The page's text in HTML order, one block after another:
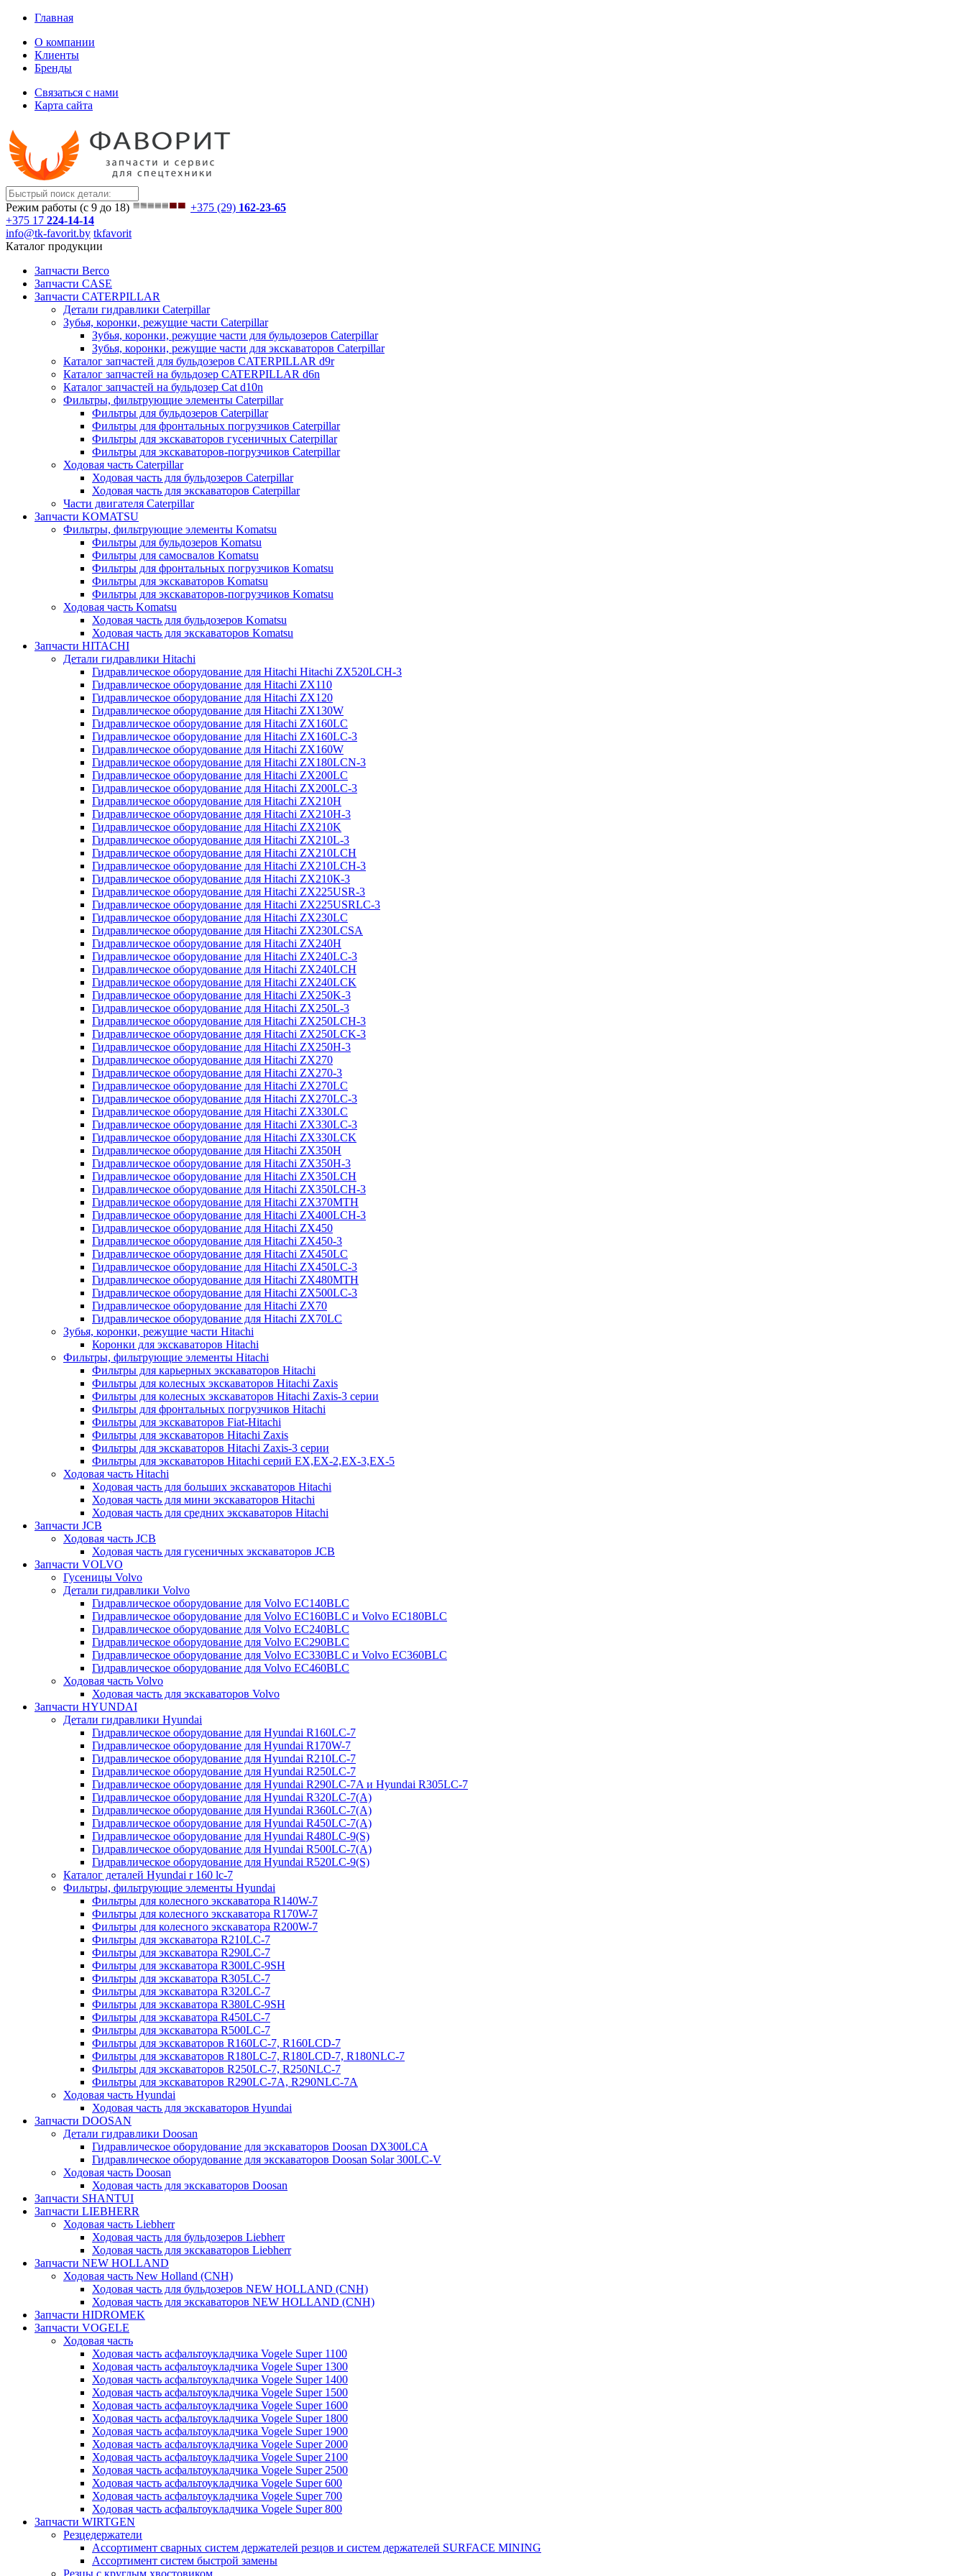
Главная
О компании
Клиенты
Бренды
Связаться с нами
Карта сайта
Режим работы (с 9 до 18) +375 (29) 162-23-65
+375 17 224-14-14
info@tk-favorit.by tkfavorit
Каталог продукции
Запчасти Berco
Запчасти CASE
Запчасти CATERPILLAR
Детали гидравлики Caterpillar
Зубья, коронки, режущие части Caterpillar
Зубья, коронки, режущие части для бульдозеров Caterpillar
Зубья, коронки, режущие части для экскаваторов Caterpillar
Каталог запчастей для бульдозеров CATERPILLAR d9r
Каталог запчастей на бульдозер CATERPILLAR d6n
Каталог запчастей на бульдозер Сat d10n
Фильтры, фильтрующие элементы Caterpillar
Фильтры для бульдозеров Caterpillar
Фильтры для фронтальных погрузчиков Caterpillar
Фильтры для экскаваторов гусеничных Caterpillar
Фильтры для экскаваторов-погрузчиков Caterpillar
Ходовая часть Caterpillar
Ходовая часть для бульдозеров Caterpillar
Ходовая часть для экскаваторов Caterpillar
Части двигателя Caterpillar
Запчасти KOMATSU
Фильтры, фильтрующие элементы Komatsu
Фильтры для бульдозеров Komatsu
Фильтры для самосвалов Komatsu
Фильтры для фронтальных погрузчиков Komatsu
Фильтры для экскаваторов Komatsu
Фильтры для экскаваторов-погрузчиков Komatsu
Ходовая часть Komatsu
Ходовая часть для бульдозеров Komatsu
Ходовая часть для экскаваторов Komatsu
Запчасти HITACHI
Детали гидравлики Hitachi
Гидравлическое оборудование для Hitachi Hitachi ZX520LCH-3
Гидравлическое оборудование для Hitachi ZX110
Гидравлическое оборудование для Hitachi ZX120
Гидравлическое оборудование для Hitachi ZX130W
Гидравлическое оборудование для Hitachi ZX160LC
Гидравлическое оборудование для Hitachi ZX160LC-3
Гидравлическое оборудование для Hitachi ZX160W
Гидравлическое оборудование для Hitachi ZX180LCN-3
Гидравлическое оборудование для Hitachi ZX200LC
Гидравлическое оборудование для Hitachi ZX200LC-3
Гидравлическое оборудование для Hitachi ZX210H
Гидравлическое оборудование для Hitachi ZX210H-3
Гидравлическое оборудование для Hitachi ZX210K
Гидравлическое оборудование для Hitachi ZX210L-3
Гидравлическое оборудование для Hitachi ZX210LCH
Гидравлическое оборудование для Hitachi ZX210LCH-3
Гидравлическое оборудование для Hitachi ZX210К-3
Гидравлическое оборудование для Hitachi ZX225USR-3
Гидравлическое оборудование для Hitachi ZX225USRLC-3
Гидравлическое оборудование для Hitachi ZX230LC
Гидравлическое оборудование для Hitachi ZX230LCSA
Гидравлическое оборудование для Hitachi ZX240H
Гидравлическое оборудование для Hitachi ZX240LC-3
Гидравлическое оборудование для Hitachi ZX240LCH
Гидравлическое оборудование для Hitachi ZX240LCK
Гидравлическое оборудование для Hitachi ZX250K-3
Гидравлическое оборудование для Hitachi ZX250L-3
Гидравлическое оборудование для Hitachi ZX250LCH-3
Гидравлическое оборудование для Hitachi ZX250LCK-3
Гидравлическое оборудование для Hitachi ZX250Н-3
Гидравлическое оборудование для Hitachi ZX270
Гидравлическое оборудование для Hitachi ZX270-3
Гидравлическое оборудование для Hitachi ZX270LC
Гидравлическое оборудование для Hitachi ZX270LC-3
Гидравлическое оборудование для Hitachi ZX330LC
Гидравлическое оборудование для Hitachi ZX330LC-3
Гидравлическое оборудование для Hitachi ZX330LCK
Гидравлическое оборудование для Hitachi ZX350H
Гидравлическое оборудование для Hitachi ZX350H-3
Гидравлическое оборудование для Hitachi ZX350LCH
Гидравлическое оборудование для Hitachi ZX350LCH-3
Гидравлическое оборудование для Hitachi ZX370MTH
Гидравлическое оборудование для Hitachi ZX400LCH-3
Гидравлическое оборудование для Hitachi ZX450
Гидравлическое оборудование для Hitachi ZX450-3
Гидравлическое оборудование для Hitachi ZX450LC
Гидравлическое оборудование для Hitachi ZX450LC-3
Гидравлическое оборудование для Hitachi ZX480MTH
Гидравлическое оборудование для Hitachi ZX500LC-3
Гидравлическое оборудование для Hitachi ZX70
Гидравлическое оборудование для Hitachi ZX70LC
Зубья, коронки, режущие части Hitachi
Коронки для экскаваторов Hitachi
Фильтры, фильтрующие элементы Hitachi
Фильтры для карьерных экскаваторов Hitachi
Фильтры для колесных экскаваторов Hitachi Zaxis
Фильтры для колесных экскаваторов Hitachi Zaxis-3 серии
Фильтры для фронтальных погрузчиков Hitachi
Фильтры для экскаваторов Fiat-Hitachi
Фильтры для экскаваторов Hitachi Zaxis
Фильтры для экскаваторов Hitachi Zaxis-3 серии
Фильтры для экскаваторов Hitachi серий EX,EX-2,EX-3,EX-5
Ходовая часть Hitachi
Ходовая часть для больших экскаваторов Hitachi
Ходовая часть для мини экскаваторов Hitachi
Ходовая часть для средних экскаваторов Hitachi
Запчасти JCB
Ходовая часть JCB
Ходовая часть для гусеничных экскаваторов JCB
Запчасти VOLVO
Гусеницы Volvo
Детали гидравлики Volvo
Гидравлическое оборудование для Volvo EC140BLC
Гидравлическое оборудование для Volvo EC160BLC и Volvo EC180BLC
Гидравлическое оборудование для Volvo EC240BLC
Гидравлическое оборудование для Volvo EC290BLC
Гидравлическое оборудование для Volvo EC330BLC и Volvo EC360BLC
Гидравлическое оборудование для Volvo EC460BLC
Ходовая часть Volvo
Ходовая часть для экскаваторов Volvo
Запчасти HYUNDAI
Детали гидравлики Hyundai
Гидравлическое оборудование для Hyundai R160LC-7
Гидравлическое оборудование для Hyundai R170W-7
Гидравлическое оборудование для Hyundai R210LC-7
Гидравлическое оборудование для Hyundai R250LC-7
Гидравлическое оборудование для Hyundai R290LC-7A и Hyundai R305LC-7
Гидравлическое оборудование для Hyundai R320LC-7(A)
Гидравлическое оборудование для Hyundai R360LC-7(A)
Гидравлическое оборудование для Hyundai R450LC-7(A)
Гидравлическое оборудование для Hyundai R480LC-9(S)
Гидравлическое оборудование для Hyundai R500LC-7(A)
Гидравлическое оборудование для Hyundai R520LC-9(S)
Каталог деталей Hyundai r 160 lc-7
Фильтры, фильтрующие элементы Hyundai
Фильтры для колесного экскаватора R140W-7
Фильтры для колесного экскаватора R170W-7
Фильтры для колесного экскаватора R200W-7
Фильтры для экскаватора R210LC-7
Фильтры для экскаватора R290LC-7
Фильтры для экскаватора R300LC-9SH
Фильтры для экскаватора R305LC-7
Фильтры для экскаватора R320LC-7
Фильтры для экскаватора R380LC-9SH
Фильтры для экскаватора R450LC-7
Фильтры для экскаватора R500LC-7
Фильтры для экскаваторов R160LC-7, R160LCD-7
Фильтры для экскаваторов R180LC-7, R180LCD-7, R180NLC-7
Фильтры для экскаваторов R250LC-7, R250NLC-7
Фильтры для экскаваторов R290LC-7A, R290NLC-7A
Ходовая часть Hyundai
Ходовая часть для экскаваторов Hyundai
Запчасти DOOSAN
Детали гидравлики Doosan
Гидравлическое оборудование для экскаваторов Doosan DX300LCA
Гидравлическое оборудование для экскаваторов Doosan Solar 300LC-V
Ходовая часть Doosan
Ходовая часть для экскаваторов Doosan
Запчасти SHANTUI
Запчасти LIEBHERR
Ходовая часть Liebherr
Ходовая часть для бульдозеров Liebherr
Ходовая часть для экскаваторов Liebherr
Запчасти NEW HOLLAND
Ходовая часть New Holland (CNH)
Ходовая часть для бульдозеров NEW HOLLAND (CNH)
Ходовая часть для экскаваторов NEW HOLLAND (CNH)
Запчасти HIDROMEK
Запчасти VOGELE
Ходовая часть
Ходовая часть асфальтоукладчика Vogele Super 1100
Ходовая часть асфальтоукладчика Vogele Super 1300
Ходовая часть асфальтоукладчика Vogele Super 1400
Ходовая часть асфальтоукладчика Vogele Super 1500
Ходовая часть асфальтоукладчика Vogele Super 1600
Ходовая часть асфальтоукладчика Vogele Super 1800
Ходовая часть асфальтоукладчика Vogele Super 1900
Ходовая часть асфальтоукладчика Vogele Super 2000
Ходовая часть асфальтоукладчика Vogele Super 2100
Ходовая часть асфальтоукладчика Vogele Super 2500
Ходовая часть асфальтоукладчика Vogele Super 600
Ходовая часть асфальтоукладчика Vogele Super 700
Ходовая часть асфальтоукладчика Vogele Super 800
Запчасти WIRTGEN
Резцедержатели
Ассортимент сварных систем держателей резцов и систем держателей SURFACE MINING
Ассортимент систем быстрой замены
Резцы с круглым хвостовиком